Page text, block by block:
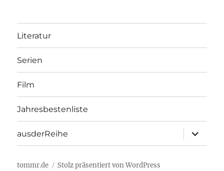
Literatur
Serien
Film
Jahresbestenliste
ausderReihe
öffnen
tommr.de Stolz präsentiert von WordPress